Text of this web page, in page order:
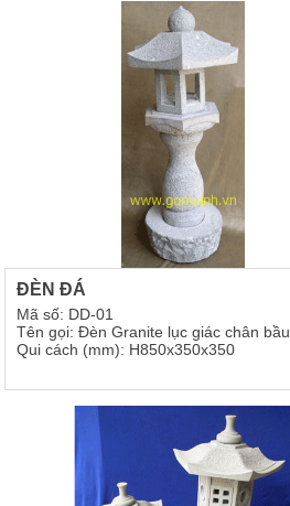
ĐÈN ĐÁ
Mã số: DD-01
Tên gọi: Đèn Granite lục giác chân bầu
Qui cách (mm): H850x350x350